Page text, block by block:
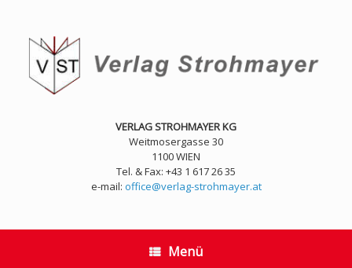
springen
VERLAG STROHMAYER KG
Weitmosergasse 30
1100 WIEN
Tel. & Fax: +43 1 617 26 35
e-mail: office@verlag-strohmayer.at
Menü